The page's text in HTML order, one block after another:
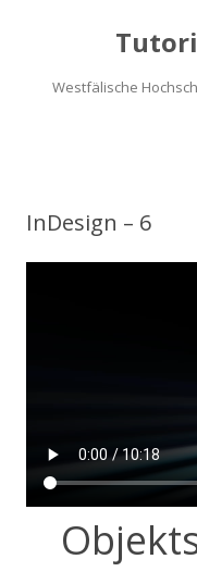
Westfälische
InDesign – 6